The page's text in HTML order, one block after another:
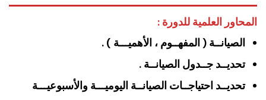
المحاور العلمية للدورة :
الصيانــة ( المفهــوم ، الأهميـــة ) .
تحديــد جــدول الصيانــة .
تحديــد احتياجــات الصيانــة اليوميـــة والأسبوعيـــة